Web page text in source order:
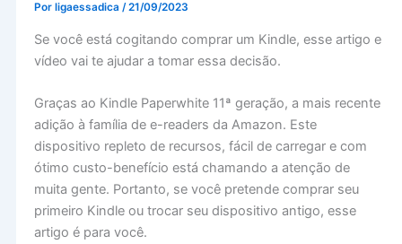
Por ligaessadica /21/09/2023
Se você está cogitando comprar um Kindle, esse artigo e
vídeo vai te ajudar a tomar essa decisão.
Graças ao Kindle Paperwhite 11ª geração, a mais recente
adição à família de e-readers da Amazon. Este
dispositivo repleto de recursos, fácil de carregar e com
ótimo custo-benefício está chamando a atenção de
muita gente. Portanto, se você pretende comprar seu
primeiro Kindle ou trocar seu dispositivo antigo, esse
artigo é para você.